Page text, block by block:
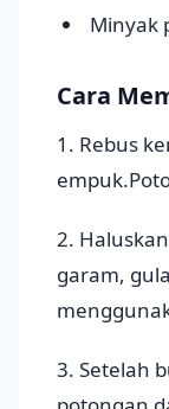
Minyak
Cara
1. Rebus
2.
garam,
3. Setelah